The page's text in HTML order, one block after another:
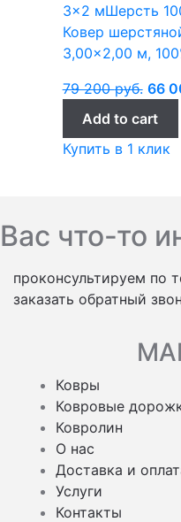
3x2 мШерсть
Ковер
3,00×2,00 м,
79 200руб. 66
Add to cart
Купить в 1 клик
Вас что-то
проконсультируем по
заказать обратный
Ковры
Ковровые
Ковролин
О нас
Доставка и
Услуги
Контакты